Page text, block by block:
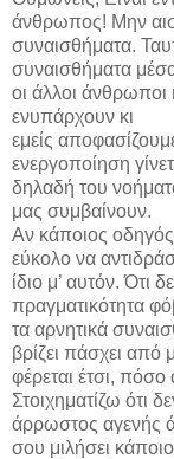
άνθρωπος! Μην
συναισθήματα.
συναισθήματα
οι άλλοι άνθρωποι
ενυπάρχουν κι
εμείς
ενεργοποίηση
δηλαδή του
μας συμβαίνουν.
Αν κάποιος οδηγός
εύκολο να
ίδιο μ’ αυτόν. Ότι
πραγματικότητα
τα αρνητικά
βρίζει πάσχει από
φέρεται έτσι,
Στοιχηματίζω ότι
άρρωστος αγενής
σου μιλήσει